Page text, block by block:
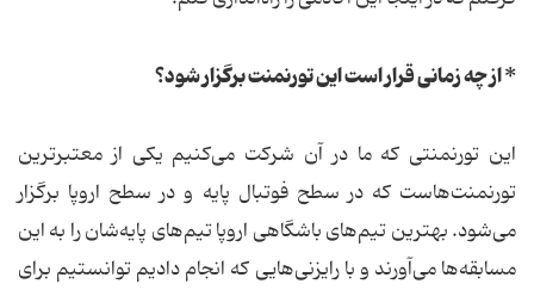
* از چه زمانی قرار است این تورنمنت برگزار شود؟
این تورنمنتی که ما در آن شرکت می‌کنیم یکی از معتبرترین
تورنمنت‌هاست که در سطح فوتبال پایه و در سطح اروپا برگزار
می‌شود. بهترین تیم‌های باشگاهی اروپا تیم‌های پایه‌شان را به این
مسابقه‌ها می‌آورند و با رایزنی‌هایی که انجام دادیم توانستیم برای